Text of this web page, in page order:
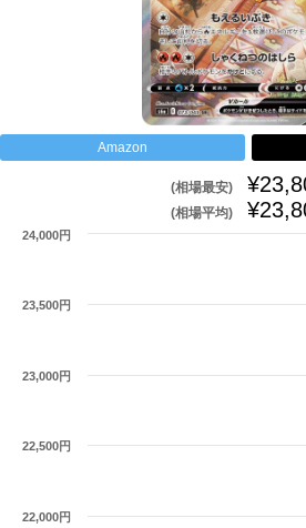
Amazon
(相場最安)
(相場平均)
22,000円
22,500円
23,000円
23,500円
24,000円